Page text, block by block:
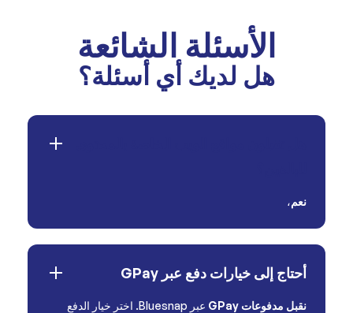
الأسئلة الشائعة
هل لديك أي أسئلة؟
نعم،
أحتاج إلى خيارات دفع عبر GPay
نقبل مدفوعات GPay
عبر Bluesnap. اختر خيار الدفع